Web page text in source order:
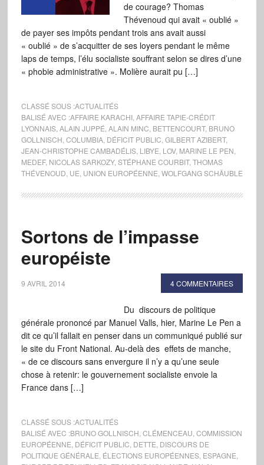
de courage? Thomas
Thévenoud qui avait « oublié »
de payer ses impôts pendant trois ans avait aussi
« oublié » de s’acquitter de ses loyers pendant le même
laps de temps, l’élu socialiste souffrant selon se dires d’une
« phobie administrative ». Molière aurait pu […]
CLASSÉ SOUS :ACTUALITÉS
BALISÉ AVEC :AFFAIRE KARACHI, AFFAIRE TAPIE-CRÉDIT
LYONNAIS, ALAIN JUPPÉ ALAIN MINC BETTENCOURT, BRUNO
GOLLNISCH COLUMBIA, DÉFICIT PUBLIC GILBERT AZIBERT,
JEAN-CHRISTOPHE CAMBADÉLIS, LIBYE LOV, MARINE LE PEN
MEDEF, NICOLAS SARKOZY, STÉPHANE COURBIT, THOMAS
THÉVENOUD UE UNION EUROPÉENNE WOLFGANG SCHÄUBLE
Sortons de l’impasse
européiste
9 AVRIL 2014 4 COMMENTAIRES
Du discours de politique
générale prononcé par Manuel Valls, hier, Marine Le Pen a
dit ce qu’il fallait en penser dans un communiqué publié sur
le site du Front National. Au-delà des effets de manche,
« de ce discours sans envergure il n’y a qu’une seule
chose à retenir: le gouvernement socialiste envoie la
France dans […]
CLASSÉ SOUS :ACTUALITÉS
BALISÉ AVEC :BRUNO GOLLNISCH CLÉMENCEAU COMMISSION
EUROPÉENNE DÉFICIT PUBLIC DETTE DISCOURS DE
POLITIQUE GÉNÉRALE ÉLECTIONS EUROPÉENNES, ESPAGNE